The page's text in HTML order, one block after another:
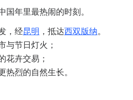
国年里最热闹的时刻。
，经昆明 ，抵达西双版纳。
与节日灯火；
花卉交易；
热烈的自然生长。